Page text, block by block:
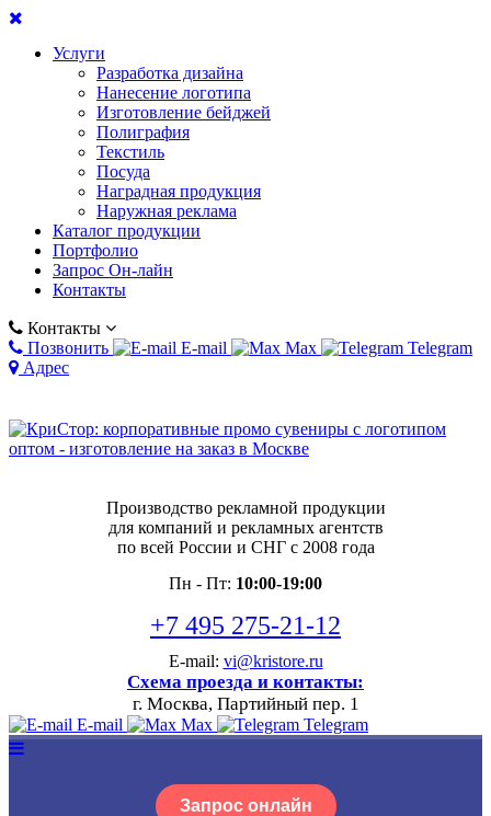
Услуги
Разработка дизайна
Нанесение логотипа
Изготовление бейджей
Полиграфия
Текстиль
Посуда
Наградная продукция
Наружная реклама
Каталог продукции
Портфолио
Запрос Он-лайн
Контакты
Контакты
Позвонить
E-mail Max
Telegram
Адрес
Производство рекламной продукции
для компаний и рекламных агентств
по всей России и СНГ с 2008 года
Пн - Пт: 10:00-19:00
+7 495 275-21-12
E-mail: vi@kristore.ru
Схема проезда и контакты:
г. Москва, Партийный пер. 1
E-mail Max Telegram
Запрос онлайн